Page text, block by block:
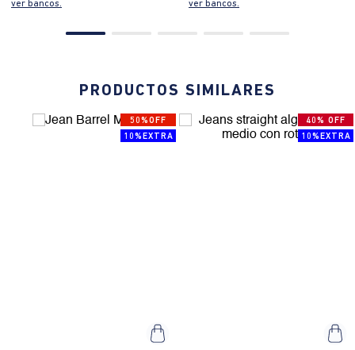
ver bancos. ver bancos.
PRODUCTOS SIMILARES
50%OFF
10%EXTRA
40% OFF
10%EXTRA